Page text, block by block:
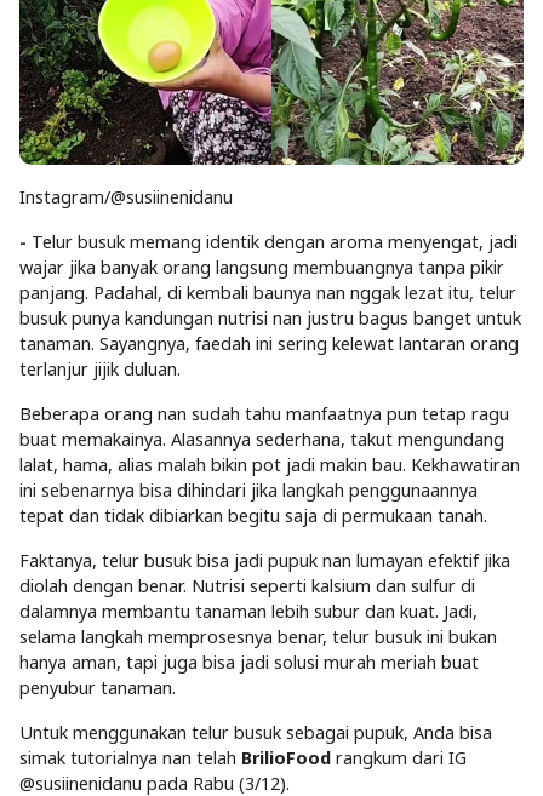
Instagram/@susiinenidanu
- Telur busuk memang identik dengan aroma menyengat, jadi
wajar jika banyak orang langsung membuangnya tanpa pikir
panjang. Padahal, di kembali baunya nan nggak lezat itu, telur
busuk punya kandungan nutrisi nan justru bagus banget untuk
tanaman. Sayangnya, faedah ini sering kelewat lantaran orang
terlanjur jijik duluan.
Beberapa orang nan sudah tahu manfaatnya pun tetap ragu
buat memakainya. Alasannya sederhana, takut mengundang
lalat, hama, alias malah bikin pot jadi makin bau. Kekhawatiran
ini sebenarnya bisa dihindari jika langkah penggunaannya
tepat dan tidak dibiarkan begitu saja di permukaan tanah.
Faktanya, telur busuk bisa jadi pupuk nan lumayan efektif jika
diolah dengan benar. Nutrisi seperti kalsium dan sulfur di
dalamnya membantu tanaman lebih subur dan kuat. Jadi,
selama langkah memprosesnya benar, telur busuk ini bukan
hanya aman, tapi juga bisa jadi solusi murah meriah buat
penyubur tanaman.
Untuk menggunakan telur busuk sebagai pupuk, Anda bisa
simak tutorialnya nan telah BrilioFood rangkum dari IG
@susiinenidanu pada Rabu (3/12).